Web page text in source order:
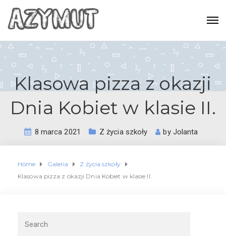
Klasowa pizza z okazji
Dnia Kobiet w klasie II.
8 marca 2021 Z życia szkoły by Jolanta
Home Galeria
Z życia szkoły
Klasowa pizza z okazji Dnia Kobiet w klasie II.